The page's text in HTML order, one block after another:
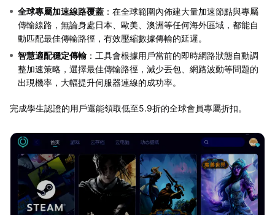
全球專屬加速線路覆蓋 ：在全球範圍內佈建大量加速節點與專屬
傳輸線路，無論身處日本、歐美、澳洲等任何海外區域，都能自
動匹配最佳傳輸路徑，有效壓縮數據傳輸的延遲。
智慧適配穩定傳輸 ：工具會根據用戶當前的即時網路狀態自動調
整加速策略，選擇最佳傳輸路徑，減少丟包、網路波動等問題的
出現機率，大幅提升伺服器連線的成功率。
完成學生認證的用戶還能領取低至5.9折的全球會員專屬折扣。